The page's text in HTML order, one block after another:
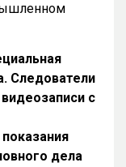
Следователи
с
дела